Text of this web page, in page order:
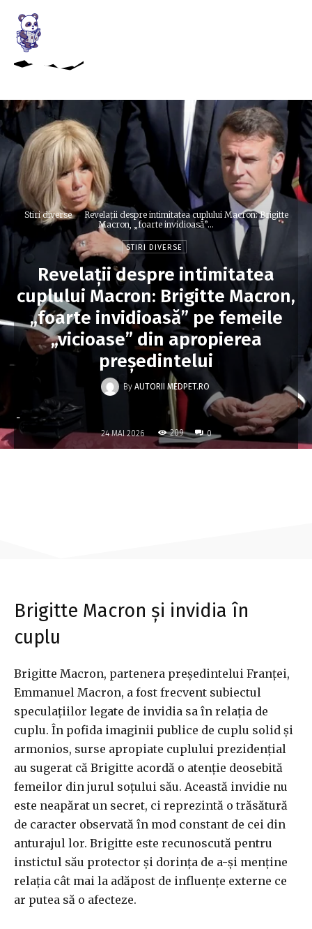
Stiri diverse
Revelații despre intimitatea cuplului Macron: Brigitte
Macron, „foarte invidioasă”...
STIRI DIVERSE
Revelații despre intimitatea
cuplului Macron: Brigitte Macron,
„foarte invidioasă” pe femeile
„vicioase” din apropierea
președintelui
By AUTORII MEDPET.RO
-
24 MAI 2026 209 0
Brigitte Macron și invidia în
cuplu
Brigitte Macron, partenera președintelui Franței,
Emmanuel Macron, a fost frecvent subiectul
speculațiilor legate de invidia sa în relația de
cuplu. În pofida imaginii publice de cuplu solid și
armonios, surse apropiate cuplului prezidențial
au sugerat că Brigitte acordă o atenție deosebită
femeilor din jurul soțului său. Această invidie nu
este neapărat un secret, ci reprezintă o trăsătură
de caracter observată în mod constant de cei din
anturajul lor. Brigitte este recunoscută pentru
instictul său protector și dorința de a-și menține
relația cât mai la adăpost de influențe externe ce
ar putea să o afecteze.